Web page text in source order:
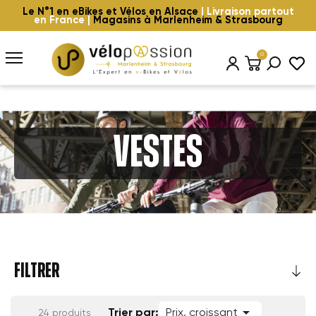
Le N°1 en eBikes et Vélos en Alsace | Livraison partout
en France | Magasins à Marlenheim & Strasbourg
0
Vestes
FILTRER
24 produits Trier par: Prix, croissant 